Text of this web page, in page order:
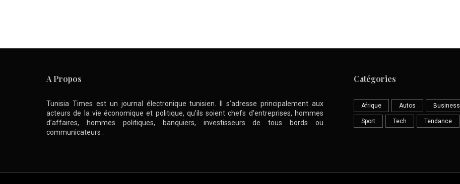
A Propos
Tunisia Times est un journal électronique tunisien. Il s’adresse principalement aux
acteurs de la vie économique et politique, qu’ils soient chefs d’entreprises, hommes
d’affaires, hommes politiques, banquiers, investisseurs de tous bords ou
communicateurs .
Catégories
Afrique Autos Business
Sport Tech Tendance